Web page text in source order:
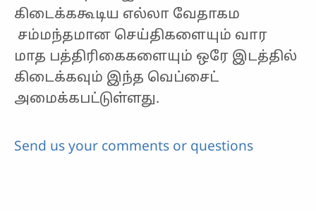
கிடைக்ககூடிய எல்லா வேதாகம
சம்மந்தமான செய்திகளையும் வார
மாத பத்திரிகைகளையும் ஒரே இடத்தில்
கிடைக்கவும் இந்த வெப்சைட்
அமைக்கபட்டுள்ளது.
Send us your comments or questions